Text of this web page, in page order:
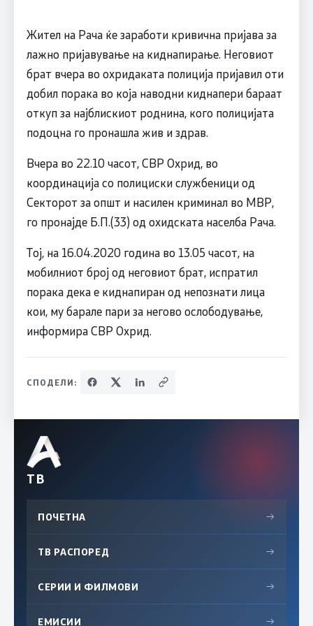
Жител на Рача ќе заработи кривична пријава за
лажно пријавување на киднапирање. Неговиот
брат вчера во охридаката полиција пријавил оти
добил порака во која наводни киднапери бараат
откуп за најблискиот роднина, кого полицијата
подоцна го пронашла жив и здрав.
Вчера во 22.10 часот, СВР Охрид, во
координација со полициски службеници од
Секторот за општ и насилен криминал во МВР,
го пронајде Б.П.(33) од охидската населба Рача.
Тој, на 16.04.2020 година во 13.05 часот, на
мобилниот број од неговиот брат, испратил
порака дека е киднапиран од непознати лица
кои, му барале пари за негово ослободување,
информира СВР Охрид.
СПОДЕЛИ:
ТВ
ПОЧЕТНА →
ТВ РАСПОРЕД →
СЕРИИ И ФИЛМОВИ →
ЕМИСИИ →